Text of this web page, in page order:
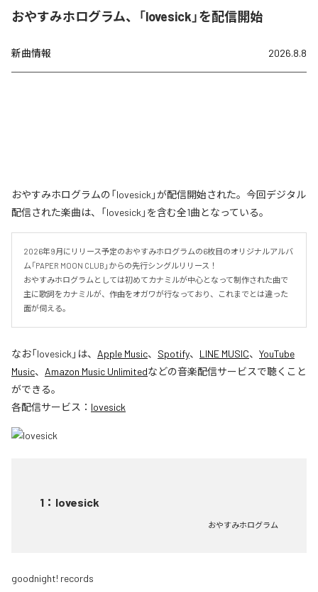
おやすみホログラム、「lovesick」を配信開始
新曲情報 2026.8.8
おやすみホログラムの「lovesick」が配信開始された。今回デジタル
配信された楽曲は、「lovesick」を含む全1曲となっている。
2026年9月にリリース予定のおやすみホログラムの6枚目のオリジナルアルバ
ム「PAPER MOON CLUB」からの先行シングルリリース！
おやすみホログラムとしては初めてカナミルが中心となって制作された曲で
主に歌詞をカナミルが、作曲をオガワが行なっており、これまでとは違った
面が伺える。
なお「lovesick 」は、 Apple Music、 Spotify、 LINE MUSIC、 YouTube
Music、 Amazon Music Unlimitedなどの音楽配信サービスで聴くこと
ができる。
各配信サービス： lovesick
1 ： lovesick
おやすみホログラム
goodnight! records